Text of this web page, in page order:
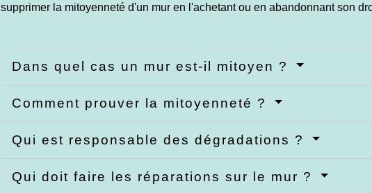
supprimer la mitoyenneté d'un mur en l'achetant ou en abandonnant son
Dans quel cas un mur est-il mitoyen ?
Comment prouver la mitoyenneté ?
Qui est responsable des dégradations ?
Qui doit faire les réparations sur le mur ?